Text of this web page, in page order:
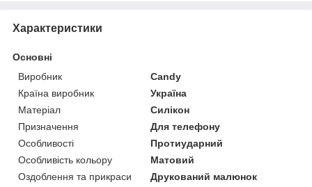
Характеристики
Основні
Виробник
Candy
Країна виробник
Україна
Матеріал
Силікон
Призначення
Для телефону
Особливості
Протиударний
Особливість кольору
Матовий
Оздоблення та прикраси
Друкований малюнок